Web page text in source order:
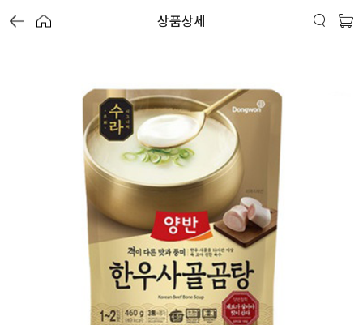
상품상세
인가
격5
할
인
전
가
격
가
격
별
5
개
만
점
중